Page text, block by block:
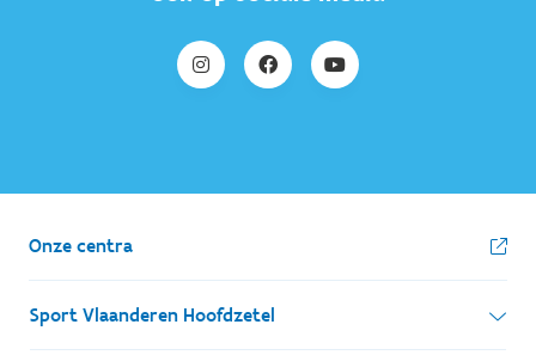
Onze centra
Sport Vlaanderen Hoofdzetel